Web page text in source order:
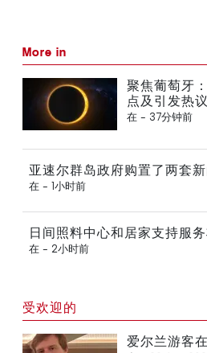
More in
聚焦葡萄牙
点及引发热
在 - 37分钟前
亚速尔群岛政府购置了两套
在 - 1小时前
日间照料中心和居家支持服
在 - 2小时前
受欢迎的
爱尔兰游客